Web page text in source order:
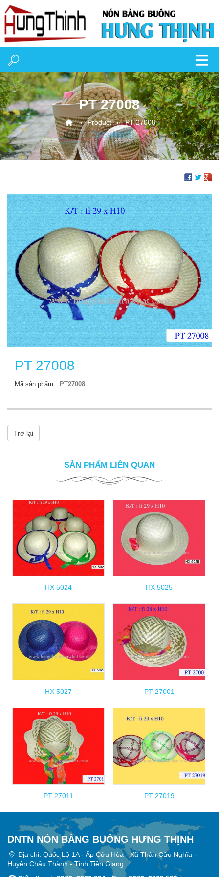
PT 27008
Product PT 27008
PT 27008
Mã sản phẩm PT27008
Trở lại
SẢN PHẨM LIÊN QUAN
HX 5024 HX 5025
HX 5027 PT 27001
PT 27011 PT 27019
DNTN NÓN BÀNG BUÔNG HƯNG THỊNH
Địa chỉ: Quốc Lộ 1A - Ấp Cửu Hòa - Xã Thân Cửu Nghĩa -
Huyện Châu Thành - Tỉnh Tiền Giang